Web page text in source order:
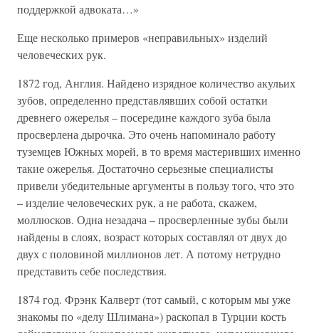
поддержкой адвоката…»
Еще несколько примеров «неправильных» изделий
человеческих рук.
1872 год, Англия. Найдено изрядное количество акульих
зубов, определенно представлявших собой остатки
древнего ожерелья – посередине каждого зуба была
просверлена дырочка. Это очень напоминало работу
туземцев Южных морей, в то время мастеривших именно
такие ожерелья. Достаточно серьезные специалисты
привели убедительные аргументы в пользу того, что это
– изделие человеческих рук, а не работа, скажем,
моллюсков. Одна незадача – просверленные зубы были
найдены в слоях, возраст которых составлял от двух до
двух с половиной миллионов лет. А потому нетрудно
представить себе последствия.
1874 год. Фрэнк Калверт (тот самый, с которым мы уже
знакомы по «делу Шлимана») раскопал в Турции кость